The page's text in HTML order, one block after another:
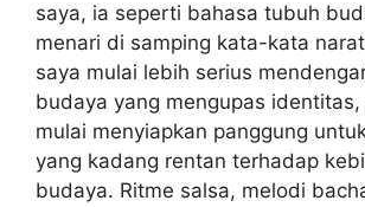
saya, ia seperti bahasa tubuh
menari di samping kata-kata
saya mulai lebih serius
budaya yang mengupas
mulai menyiapkan panggung
yang kadang rentan terhadap
budaya. Ritme salsa, melodi